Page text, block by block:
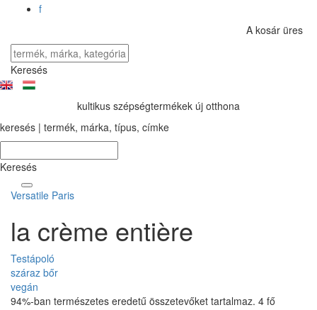
f
A kosár üres
Keresés
kultikus szépségtermékek új otthona
keresés | termék, márka, típus, címke
Keresés
Versatile Paris
la crème entière
Testápoló
száraz bőr
vegán
94%-ban természetes eredetű összetevőket tartalmaz. 4 fő